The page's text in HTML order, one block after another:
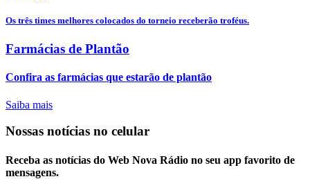
Os três times melhores colocados do torneio receberão troféus.
Farmácias de Plantão
Confira as farmácias que estarão de plantão
Saiba mais
Nossas notícias no celular
Receba as notícias do Web Nova Rádio no seu app favorito de
mensagens.